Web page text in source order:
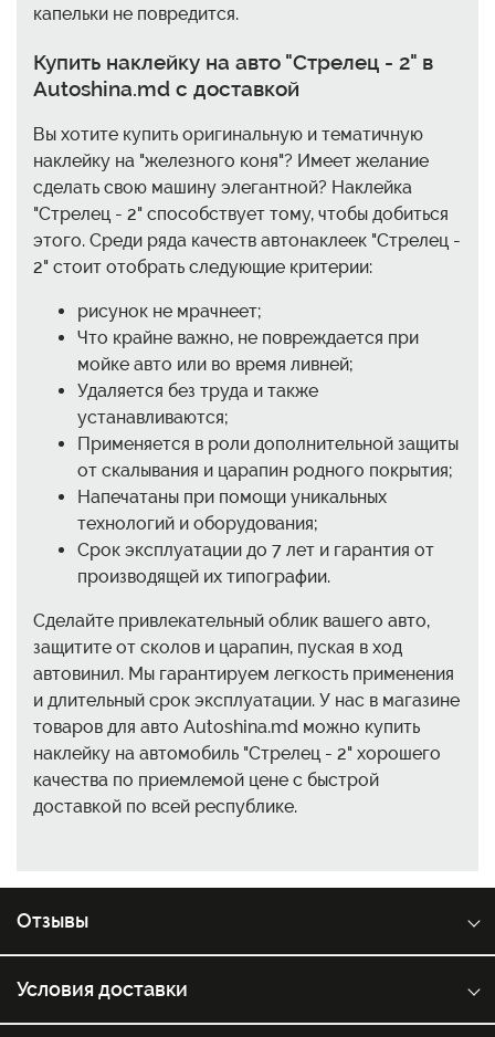
капельки не повредится.
Купить наклейку на авто "Стрелец - 2" в
Autoshina.md с доставкой
Вы хотите купить оригинальную и тематичную
наклейку на "железного коня"? Имеет желание
сделать свою машину элегантной? Наклейка
"Стрелец - 2" способствует тому, чтобы добиться
этого. Среди ряда качеств автонаклеек "Стрелец -
2" стоит отобрать следующие критерии:
рисунок не мрачнеет;
Что крайне важно, не повреждается при
мойке авто или во время ливней;
Удаляется без труда и также
устанавливаются;
Применяется в роли дополнительной защиты
от скалывания и царапин родного покрытия;
Напечатаны при помощи уникальных
технологий и оборудования;
Срок эксплуатации до 7 лет и гарантия от
производящей их типографии.
Сделайте привлекательный облик вашего авто,
защитите от сколов и царапин, пуская в ход
автовинил. Мы гарантируем легкость применения
и длительный срок эксплуатации. У нас в магазине
товаров для авто Autoshina.md можно купить
наклейку на автомобиль "Стрелец - 2" хорошего
качества по приемлемой цене с быстрой
доставкой по всей республике.
Отзывы
Условия доставки